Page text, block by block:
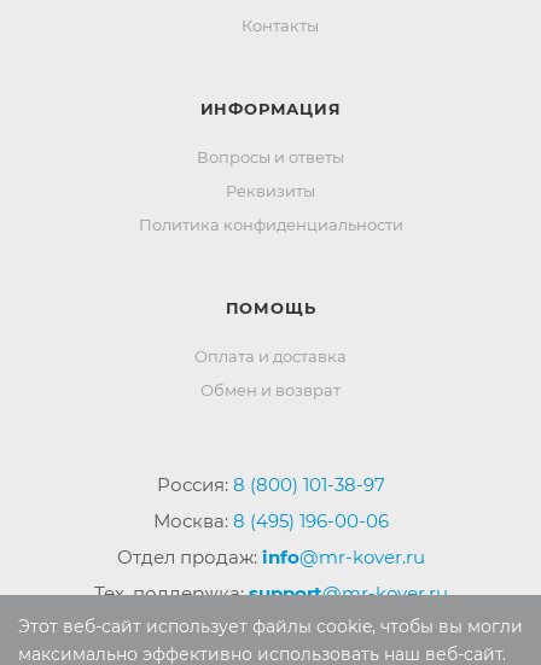
Контакты
ИНФОРМАЦИЯ
Вопросы и ответы
Реквизиты
Политика конфиденциальности
ПОМОЩЬ
Оплата и доставка
Обмен и возврат
Россия: 8 (800) 101-38-97
Москва: 8 (495) 196-00-06
Отдел продаж: info@mr-kover.ru
Тех. поддержка:support@mr-kover.ru
Этот веб-сайт использует файлы cookie, чтобы вы могли
максимально эффективно использовать наш веб-сайт.